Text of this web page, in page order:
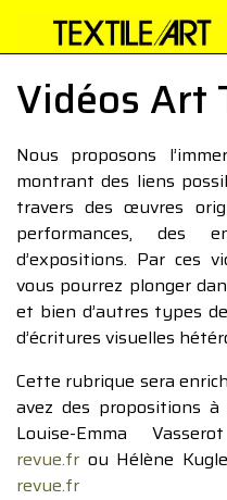
Vidéos Art
Nous proposons
montrant des liens
travers des œuvres
performances, des
d’expositions. Par ces
vous pourrez plonger
et bien d’autres types
d’écritures visuelles
Cette rubrique sera
avez des propositions
Louise-Emma
revue.fr ou Hélène
revue.fr